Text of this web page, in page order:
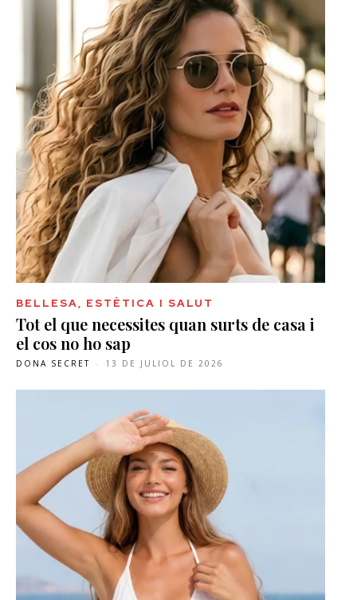
BELLESA, ESTÈTICA I SALUT
Tot el que necessites quan surts de casa i
el cos no ho sap
DONA SECRET - 13 DE JULIOL DE 2026